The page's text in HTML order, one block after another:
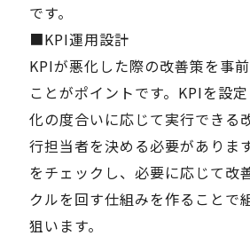
です。
■KPI運用設計
KPIが悪化した際の改善策を事
ことがポイントです。KPIを設
化の度合いに応じて実行できる
行担当者を決める必要がありま
をチェックし、必要に応じて改
クルを回す仕組みを作ることで
狙います。